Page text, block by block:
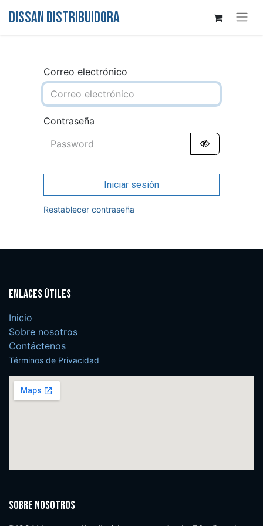
DISSAN DISTRIBUIDORA
Correo electrónico
Contraseña
Iniciar sesión
Restablecer contraseña
Enlaces útiles
Inicio
Sobre nosotros
Contáctenos
Términos de Privacidad
Sobre nosotros